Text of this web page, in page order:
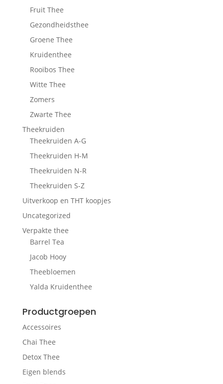
Fruit Thee
Gezondheidsthee
Groene Thee
Kruidenthee
Rooibos Thee
Witte Thee
Zomers
Zwarte Thee
Theekruiden
Theekruiden A-G
Theekruiden H-M
Theekruiden N-R
Theekruiden S-Z
Uitverkoop en THT koopjes
Uncategorized
Verpakte thee
Barrel Tea
Jacob Hooy
Theebloemen
Yalda Kruidenthee
Productgroepen
Accessoires
Chai Thee
Detox Thee
Eigen blends